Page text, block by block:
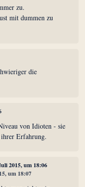
zu.
mit dummen zu
die
von Idioten - sie
Erfahrung.
2015, um 18:06
um 18:07